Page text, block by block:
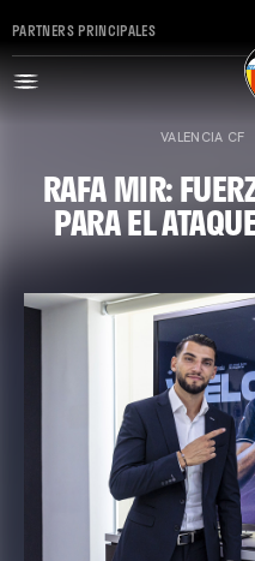
PARTNERS PRINCIPALES
VALENCIA CF
RAFA MIR:
PARA EL